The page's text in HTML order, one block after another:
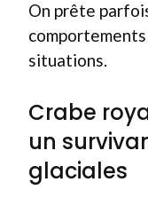
On prête
situations.
Crabe
un
glaciales